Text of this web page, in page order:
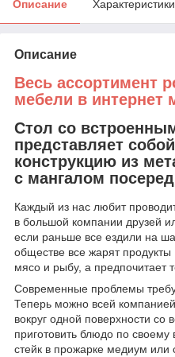
Описание Характеристики
Описание
Весь ассортимент
мебели в интернет
Стол со
представляет
конструкцию из
с мангалом
Каждый из нас любит
в большой компании друзей
если раньше все ездили на
обществе все жарят продукты
мясо и рыбу, а предпочитает
Современные проблемы
Теперь можно всей
вокруг одной поверхности со
приготовить блюдо по своему
стейк в прожарке медиум